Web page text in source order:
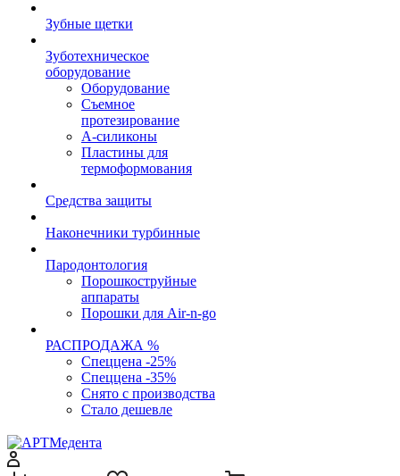
Зубные щетки
Зуботехническое
оборудование
Оборудование
Съемное
протезирование
А-силиконы
Пластины для
термоформования
Средства защиты
Наконечники турбинные
Пародонтология
Порошкоструйные
аппараты
Порошки для Air-n-go
РАСПРОДАЖА %
Спеццена -25%
Спеццена -35%
Снято с производства
Стало дешевле